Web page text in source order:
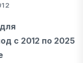
с 2012 по 2025